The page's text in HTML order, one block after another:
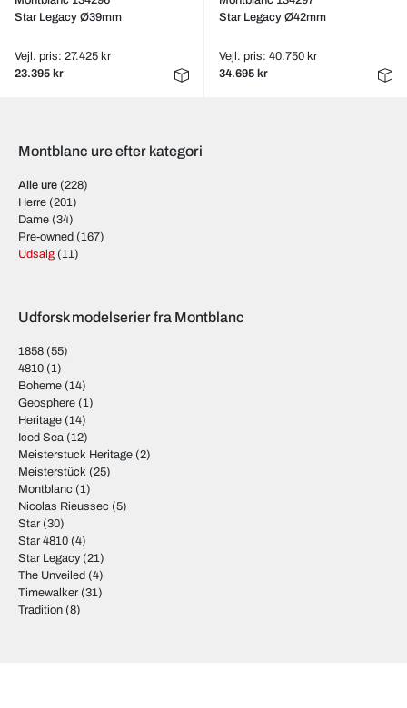
Star Legacy Ø39mm
Vejl. pris: 27.425 kr
23.395 kr
Star Legacy Ø42mm
Vejl. pris: 40.750 kr
34.695 kr
Montblanc ure efter kategori
Alle ure (228)
Herre (201)
Dame (34)
Pre-owned (167)
Udsalg (11)
Udforsk modelserier fra Montblanc
1858 (55)
4810 (1)
Boheme (14)
Geosphere (1)
Heritage (14)
Iced Sea (12)
Meisterstuck Heritage (2)
Meisterstück (25)
Montblanc (1)
Nicolas Rieussec (5)
Star (30)
Star 4810 (4)
Star Legacy(21)
The Unveiled (4)
Timewalker (31)
Tradition (8)